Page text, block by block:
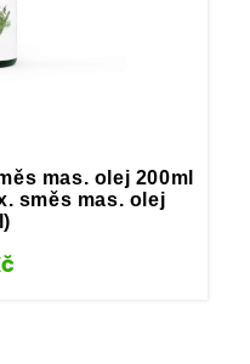
mas. olej 200ml
směs mas. olej